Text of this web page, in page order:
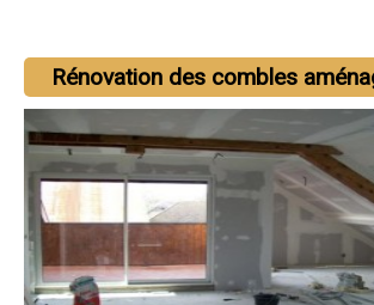
Rénovation des combles